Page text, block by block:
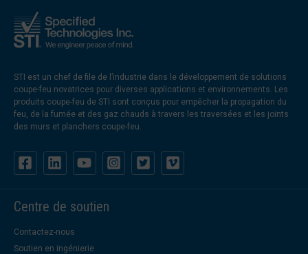
STI est un chef de file de l’industrie dans le développement de solutions
coupe-feu novatrices pour diverses applications et environnements. Les
produits coupe-feu de STI sont conçus pour empêcher la propagation du
feu, de la fumée et des gaz chauds à travers les traversées et les joints
des murs et planchers coupe-feu.
Centre de soutien
Contactez-nous
Soutien en ingénierie